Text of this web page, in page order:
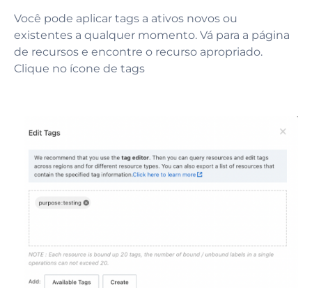
Você pode aplicar tags a ativos novos ou
existentes a qualquer momento. Vá para a página
de recursos e encontre o recurso apropriado.
Clique no ícone de tags